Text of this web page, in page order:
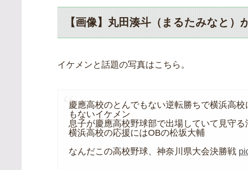
【画像】丸田湊斗（まるたみなと）
イケメンと話題の写真はこちら。
慶應高校のとんでもない逆転勝ちで横浜高
もないイケメン
息子が慶應高校野球部で出場していて見守る
横浜高校の応援にはOBの松坂大輔
なんだこの高校野球、神奈川県大会決勝戦